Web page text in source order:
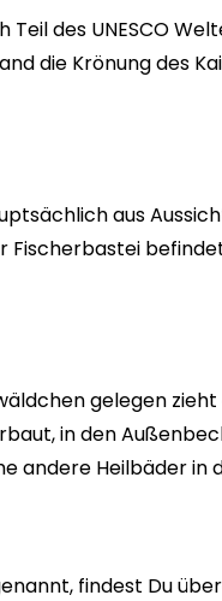
des UNESCO
die Krönung des
aus
Fischerbastei
gelegen zieht
in den
andere Heilbäder
findest Du